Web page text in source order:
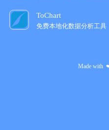
ToChart
免费本地化数据分析工具
Made with